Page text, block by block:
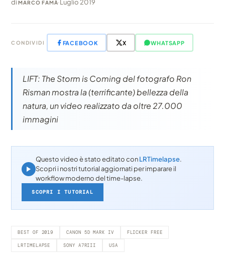
diMARCO FAMÀ·Luglio 2019
CONDIVIDI FACEBOOK X WHATSAPP
LIFT: The Storm is Coming del fotografo Ron
Risman mostra la (terrificante) bellezza della
natura, un video realizzato da oltre 27.000
immagini
Questo video è stato editato conLRTimelapse.
Scopri i nostri tutorial aggiornati per imparare il
workflow moderno del time-lapse.
SCOPRI I TUTORIAL
BEST OF 2019 CANON 5D MARK IV FLICKER FREE
LRTIMELAPSE SONY A7RIII USA